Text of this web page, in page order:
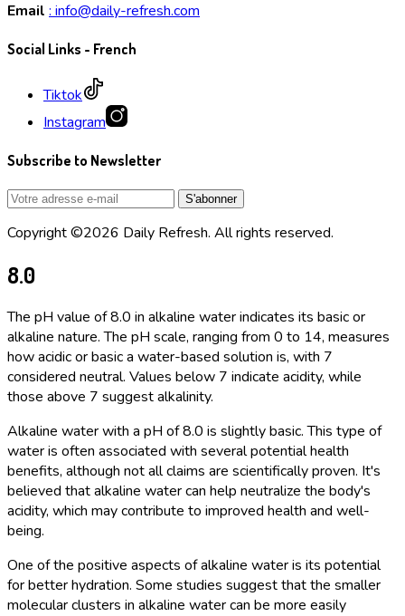
Email : info@daily-refresh.com
Social Links - French
Tiktok
Instagram
Subscribe to Newsletter
Copyright ©2026 Daily Refresh. All rights reserved.
8.0
The pH value of 8.0 in alkaline water indicates its basic or
alkaline nature. The pH scale, ranging from 0 to 14, measures
how acidic or basic a water-based solution is, with 7
considered neutral. Values below 7 indicate acidity, while
those above 7 suggest alkalinity.
Alkaline water with a pH of 8.0 is slightly basic. This type of
water is often associated with several potential health
benefits, although not all claims are scientifically proven. It's
believed that alkaline water can help neutralize the body's
acidity, which may contribute to improved health and well-
being.
One of the positive aspects of alkaline water is its potential
for better hydration. Some studies suggest that the smaller
molecular clusters in alkaline water can be more easily